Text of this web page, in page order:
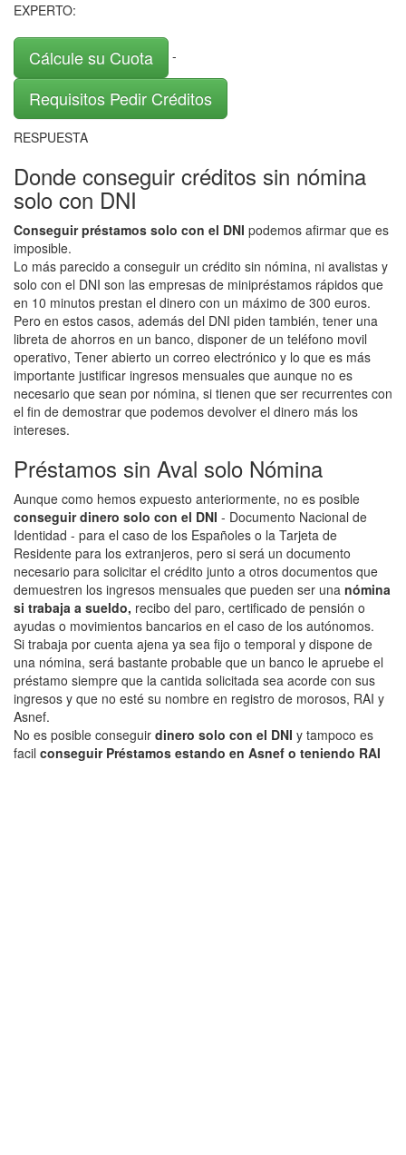
EXPERTO:
Cálcule su Cuota -
Requisitos Pedir Créditos
RESPUESTA
Donde conseguir créditos sin nómina
solo con DNI
Conseguir préstamos solo con el DNI podemos afirmar que es
imposible.
Lo más parecido a conseguir un crédito sin nómina, ni avalistas y
solo con el DNI son las empresas de minipréstamos rápidos que
en 10 minutos prestan el dinero con un máximo de 300 euros.
Pero en estos casos, además del DNI piden también, tener una
libreta de ahorros en un banco, disponer de un teléfono movil
operativo, Tener abierto un correo electrónico y lo que es más
importante justificar ingresos mensuales que aunque no es
necesario que sean por nómina, si tienen que ser recurrentes con
el fin de demostrar que podemos devolver el dinero más los
intereses.
Préstamos sin Aval solo Nómina
Aunque como hemos expuesto anteriormente, no es posible
conseguir dinero solo con el DNI - Documento Nacional de
Identidad - para el caso de los Españoles o la Tarjeta de
Residente para los extranjeros, pero si será un documento
necesario para solicitar el crédito junto a otros documentos que
demuestren los ingresos mensuales que pueden ser una nómina
si trabaja a sueldo, recibo del paro, certificado de pensión o
ayudas o movimientos bancarios en el caso de los autónomos.
Si trabaja por cuenta ajena ya sea fijo o temporal y dispone de
una nómina, será bastante probable que un banco le apruebe el
préstamo siempre que la cantida solicitada sea acorde con sus
ingresos y que no esté su nombre en registro de morosos, RAI y
Asnef.
No es posible conseguir dinero solo con el DNI y tampoco es
facil conseguir Préstamos estando en Asnef o teniendo RAI